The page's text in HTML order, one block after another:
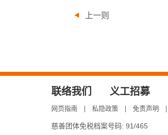
上一则
联络我们 义工招募
网页指南 私隐政策 免责声明
慈善团体免税档案号码: 91/465